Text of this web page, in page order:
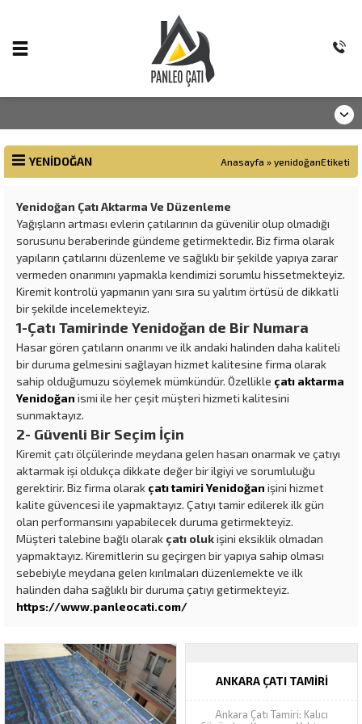
YENIDOĞAN Anasayfa » yenidoğanEtiketi
Yenidoğan Çatı Aktarma Ve Düzenleme
Yağışların artması evlerin çatılarının da güvenilir olup olmadığı
sorusunu beraberinde gündeme getirmektedir. Biz firma olarak
yapıların çatılarını düzenleme ve sağlıklı bir şekilde yapıya zarar
vermeden onarımını yapmakla kendimizi sorumlu hissetmekteyiz.
Kiremit kontrolü yapmanın yanı sıra su yalıtım örtüsü de dikkatli
bir şekilde incelemekteyiz.
1-Çatı Tamirinde Yenidoğan de Bir Numara
Hasar gören çatıların onarımı ve ilk andaki halinden daha kaliteli
bir duruma gelmesini sağlayan hizmet kalitesine firma olarak
sahip olduğumuzu söylemek mümkündür. Özellikle çatı aktarma
Yenidoğan ismi ile her çeşit müşteri hizmeti kalitesini
sunmaktayız.
2- Güvenli Bir Seçim İçin
Kiremit çatı ölçülerinde meydana gelen hasarı onarmak ve çatıyı
aktarmak işi oldukça dikkate değer bir ilgiyi ve sorumluluğu
gerektirir. Biz firma olarak çatı tamiri Yenidoğan işini hizmet
kalite güvencesi ile yapmaktayız. Çatıyı tamir edilerek ilk gün
olan performansını yapabilecek duruma getirmekteyiz.
Müşteri talebine bağlı olarak çatı olukişini eksiklik olmadan
yapmaktayız. Kiremitlerin su geçirgen bir yapıya sahip olması
sebebiyle meydana gelen kırılmaları düzenlemekte ve ilk
halinden daha sağlıklı bir duruma çatıyı getirmekteyiz.
https://www.panleocati.com/
ANKARA ÇATI TAMIRI
Ankara Çatı Tamiri: Kalıcı